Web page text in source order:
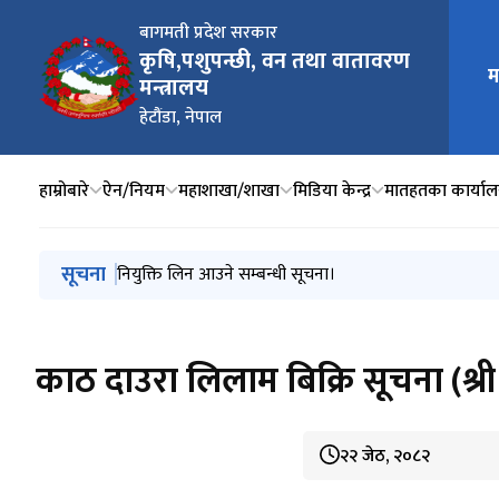
बागमती प्रदेश सरकार
कृषि,पशुपन्छी, वन तथा वातावरण
मन्त्रालय
हेटौंडा, नेपाल
मुख्य
हाम्रोबारे ऐन/नियम महाशाखा/शाखा मिडिया केन्द्र मातहतका
मुख्य नेभिगेसनमा जानुहोस्
सूचना सार्वजनिक सूचना।
नियुक्ति लिन आउने सम्बन्धी सूचना।
प्रदेश सूचनाको हक सम्बन्धि ऐन, २०७६ को दफा ५(२)
Issuance of letter of intent to award the contract
नागरिक कम्युनिटी टिचिङ हस्पिटल स्थानान्तरणको
काठ दाउरा लिलाम बिक्रि सूचना
२२ जेठ, २०८२